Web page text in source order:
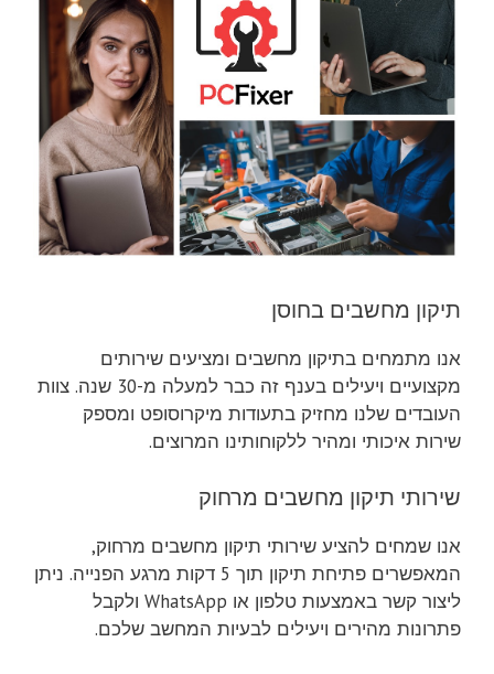
תיקון מחשבים בחוסן
אנו מתמחים בתיקון מחשבים ומציעים שירותים
מקצועיים ויעילים בענף זה כבר למעלה מ-30 שנה. צוות
העובדים שלנו מחזיק בתעודות מיקרוסופט ומספק
שירות איכותי ומהיר ללקוחותינו המרוצים.
שירותי תיקון מחשבים מרחוק
אנו שמחים להציע שירותי תיקון מחשבים מרחוק,
המאפשרים פתיחת תיקון תוך 5 דקות מרגע הפנייה. ניתן
ליצור קשר באמצעות טלפון או WhatsApp ולקבל
פתרונות מהירים ויעילים לבעיות המחשב שלכם.